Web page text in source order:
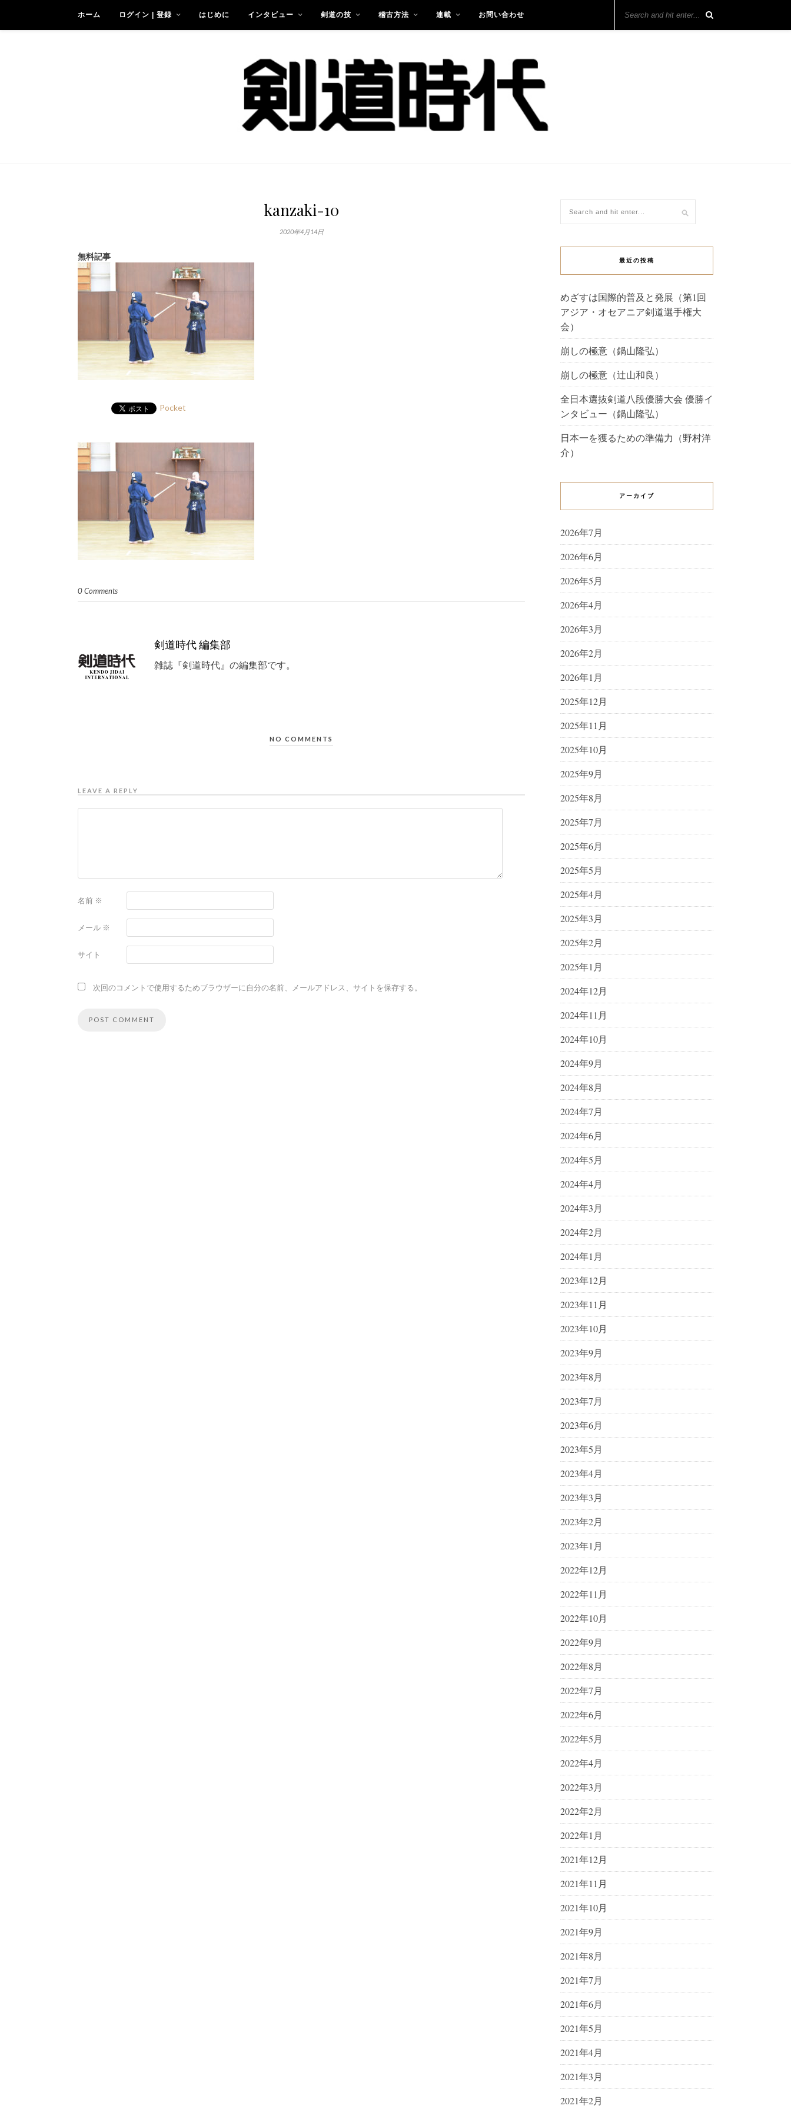
ホーム ログイン | 登録 はじめに インタビュー 剣道の技 稽古方法 連載 お問い合わせ
kanzaki-10
2020年4月14日
無料記事
Pocket
0 Comments
剣道時代 編集部
雑誌『剣道時代』の編集部です。
NO COMMENTS
LEAVE A REPLY
名前 ※
メール ※
サイト
次回のコメントで使用するためブラウザーに自分の名前、メールアドレス、サイトを保存する。
最近の投稿
めざすは国際的普及と発展（第1回
アジア・オセアニア剣道選手権大
会）
崩しの極意（鍋山隆弘）
崩しの極意（辻山和良）
全日本選抜剣道八段優勝大会 優勝イ
ンタビュー（鍋山隆弘）
日本一を獲るための準備力（野村洋
介）
アーカイブ
2026年7月
2026年6月
2026年5月
2026年4月
2026年3月
2026年2月
2026年1月
2025年12月
2025年11月
2025年10月
2025年9月
2025年8月
2025年7月
2025年6月
2025年5月
2025年4月
2025年3月
2025年2月
2025年1月
2024年12月
2024年11月
2024年10月
2024年9月
2024年8月
2024年7月
2024年6月
2024年5月
2024年4月
2024年3月
2024年2月
2024年1月
2023年12月
2023年11月
2023年10月
2023年9月
2023年8月
2023年7月
2023年6月
2023年5月
2023年4月
2023年3月
2023年2月
2023年1月
2022年12月
2022年11月
2022年10月
2022年9月
2022年8月
2022年7月
2022年6月
2022年5月
2022年4月
2022年3月
2022年2月
2022年1月
2021年12月
2021年11月
2021年10月
2021年9月
2021年8月
2021年7月
2021年6月
2021年5月
2021年4月
2021年3月
2021年2月